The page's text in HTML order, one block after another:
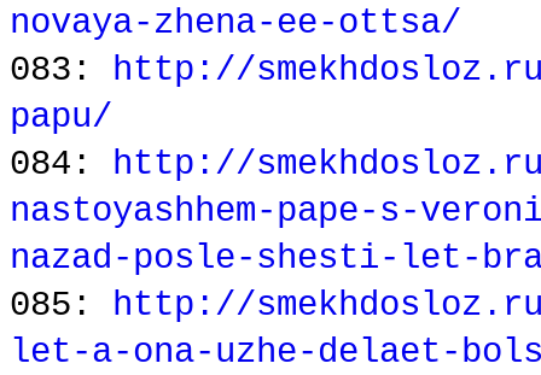
novaya-zhena-ee-ottsa/
083: http://
papu/
084: http://
nastoyashhem-pape-s-
nazad-posle-shesti-let-
085: http://
let-a-ona-uzhe-delaet-